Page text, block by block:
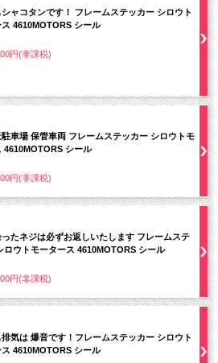
シャコタンです！ フレームステッカー シロウト
4610MOTORS シール
円(非課税)
駐車場 保管車両 フレームステッカー シロウトモ
4610MOTORS シール
円(非課税)
たネジは必ずお返しいたします フレームステ
ロウトモータース 4610MOTORS シール
円(非課税)
排気は 爆音です！フレームステッカー シロウト
4610MOTORS シール